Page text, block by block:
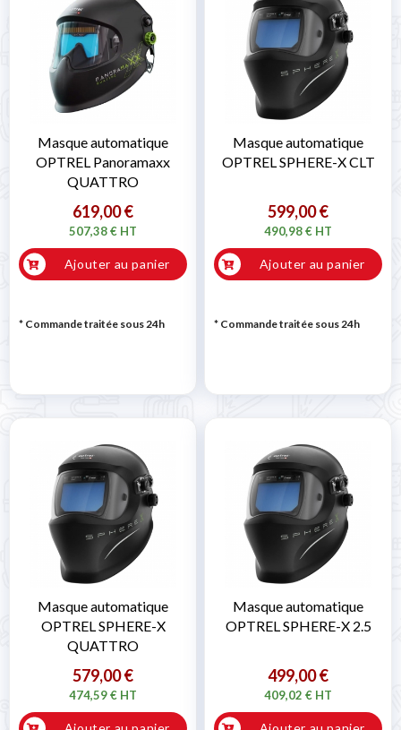
Masque automatique
OPTREL Panoramaxx
QUATTRO
619,00 €
507,38 € HT
Ajouter au panier
* Commande traitée sous 24h
Masque automatique
OPTREL SPHERE-X CLT
599,00 €
490,98 € HT
Ajouter au panier
* Commande traitée sous 24h
Masque automatique
OPTREL SPHERE-X
QUATTRO
579,00 €
474,59 € HT
Masque automatique
OPTREL SPHERE-X 2.5
499,00 €
409,02 € HT